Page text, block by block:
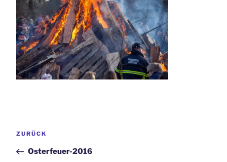
Vorheriger
ZURÜCK
Osterfeuer-2016